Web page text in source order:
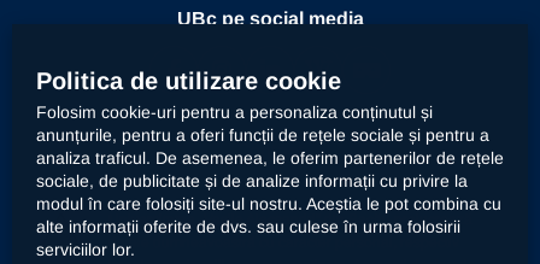
UBc pe social media
Contact
Universitatea „Vasile Alecsandri” din Bacău prelucrează
datele dumneavoastră cu caracter personal, respectiv
Politica de utilizare cookie
Folosim cookie-uri pentru a personaliza conținutul și
anunțurile, pentru a oferi funcții de rețele sociale și pentru a
analiza traficul. De asemenea, le oferim partenerilor de rețele
sociale, de publicitate și de analize informații cu privire la
modul în care folosiți site-ul nostru. Aceștia le pot combina cu
alte informații oferite de dvs. sau culese în urma folosirii
serviciilor lor.